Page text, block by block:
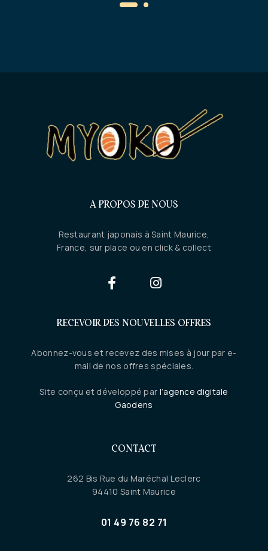
A PROPOS DE NOUS
Restaurant japonais à Saint Maurice,
France, sur place ou en click & collect
RECEVOIR DES NOUVELLES OFFRES
Abonnez-vous et recevez des mises à jour par e-
mail de nos offres spéciales.
Site conçu et développé par l’agence digitale
Gaodens
CONTACT
262 Bis Rue du Maréchal Leclerc
94410 Saint Maurice
01 49 76 82 71